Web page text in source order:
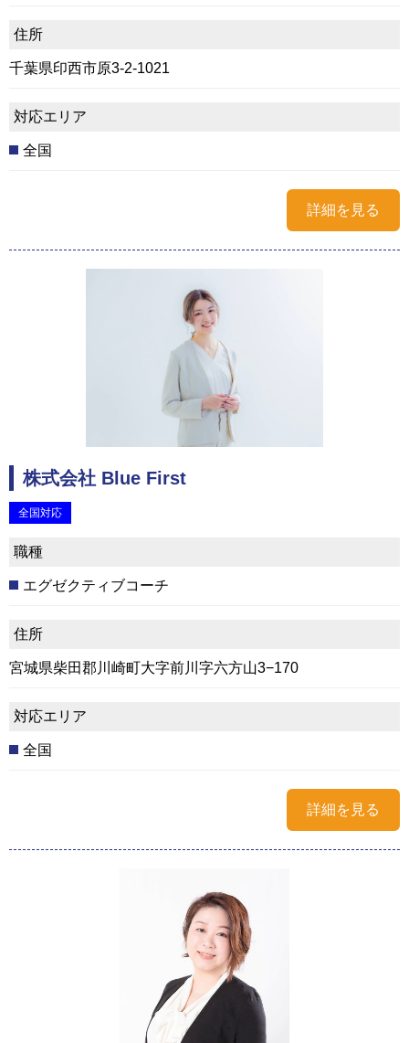
住所
千葉県印西市原3-2-1021
対応エリア
全国
詳細を見る
株式会社 Blue First
全国対応
職種
エグゼクティブコーチ
住所
宮城県柴田郡川崎町大字前川字六方山3−170
対応エリア
全国
詳細を見る